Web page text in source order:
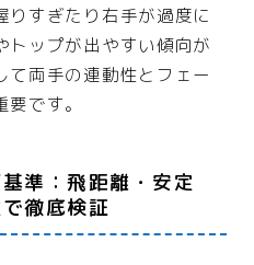
りすぎたり右手が過度に
トップが出やすい傾向が
て両手の連動性とフェー
です。
準：飛距離・安定
徹底検証